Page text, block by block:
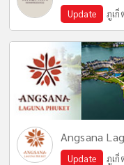
Update ภูเก็
Angsana
Update ภูเก็